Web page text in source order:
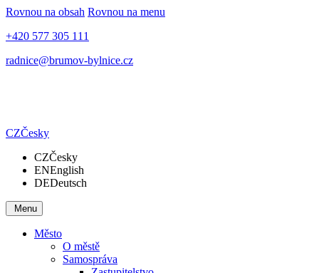
Rovnou na obsah Rovnou na menu
+420 577 305 111
radnice@brumov-bylnice.cz
CZČesky
CZČesky
ENEnglish
DEDeutsch
Menu
Město
O městě
Samospráva